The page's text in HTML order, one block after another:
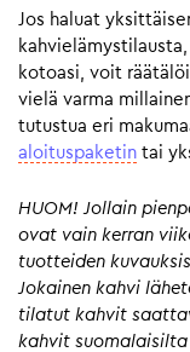
Jos haluat
kotoasi, voit
vielä varma
tutustua eri
aloituspaketin tai
HUOM! Jollain
ovat vain kerran
tuotteiden
Jokainen kahvi
tilatut kahvit
kahvit